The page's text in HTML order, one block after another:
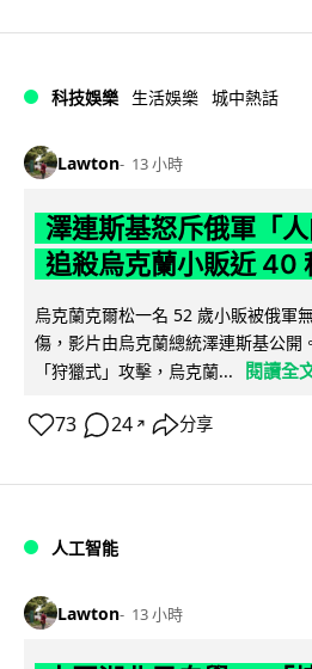
科技娛樂 生活娛樂 城中熱話
Lawton 13 小時
澤連斯基怒斥俄軍「
追殺烏克蘭小販近 40
烏克蘭克爾松一名 52 歲小販被俄軍
傷，影片由烏克蘭總統澤連斯基公開
「狩獵式」攻擊，烏克蘭...
閱讀全
73 24 ↗ 分享
人工智能
Lawton 13 小時